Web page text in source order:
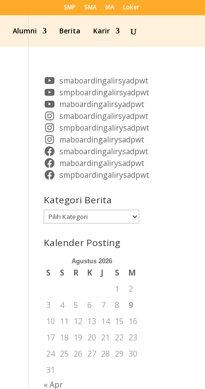
SMP SMA MA Loker
Alumni Berita Karir
smaboardingalirsyadpwt
smpboardingalirsyadpwt
maboardingalirsyadpwt
smaboardingalirsyadpwt
smpboardingalirysadpwt
maboardingalirysadpwt
smaboardingalirysadpwt
maboardingalirysadpwt
smpboardingalirysadpwt
Kategori Berita
Kategori
Kalender Posting
Agustus 2026
S S R K J S
M
1
2
3
4 5 6 7 8
9
10 11 12 13 14 15 16
17 18 19 20 21 22 23
24 25 26 27 28 29 30
31
« Apr